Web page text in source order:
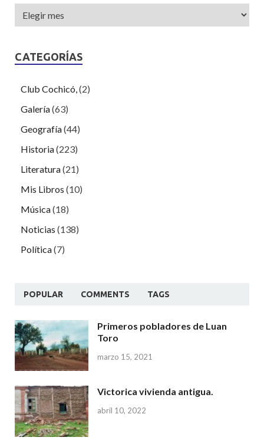
CATEGORÍAS
Club Cochicó,(2)
Galería(63)
Geografía(44)
Historia(223)
Literatura(21)
Mis Libros (10)
Música(18)
Noticias (138)
Política(7)
POPULAR COMMENTS TAGS
Primeros pobladores de Luan
Toro
marzo 15, 2021
Victorica vivienda antigua.
abril 10, 2022